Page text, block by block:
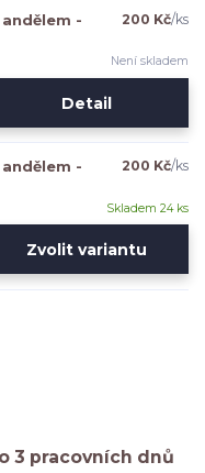
-
200 Kč/ks
Není skladem
Detail
-
200 Kč/ks
Skladem 24 ks
Zvolit variantu
3 pracovních dnů